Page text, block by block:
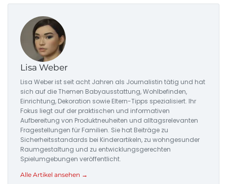
Lisa Weber
Lisa Weber ist seit acht Jahren als Journalistin tätig und hat
sich auf die Themen Babyausstattung, Wohlbefinden,
Einrichtung, Dekoration sowie Eltern-Tipps spezialisiert. Ihr
Fokus liegt auf der praktischen und informativen
Aufbereitung von Produktneuheiten und alltagsrelevanten
Fragestellungen für Familien. Sie hat Beiträge zu
Sicherheitsstandards bei Kinderartikeln, zu wohngesunder
Raumgestaltung und zu entwicklungsgerechten
Spielumgebungen veröffentlicht.
Alle Artikel ansehen →